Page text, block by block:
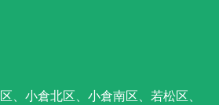
、小倉北区、小倉南区、若松区、